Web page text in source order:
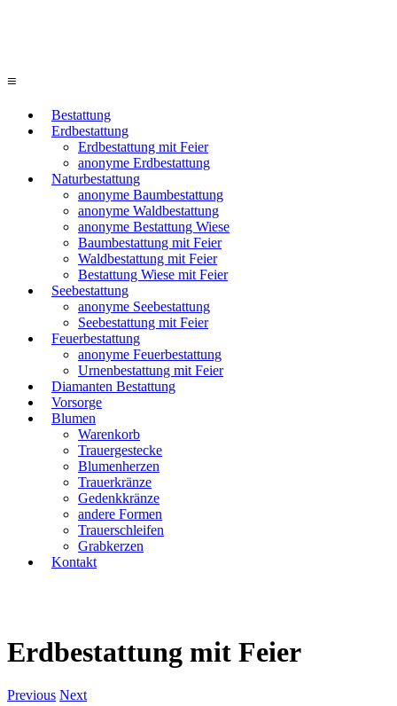
≡
Bestattung
Erdbestattung
Erdbestattung mit Feier
anonyme Erdbestattung
Naturbestattung
anonyme Baumbestattung
anonyme Waldbestattung
anonyme Bestattung Wiese
Baumbestattung mit Feier
Waldbestattung mit Feier
Bestattung Wiese mit Feier
Seebestattung
anonyme Seebestattung
Seebestattung mit Feier
Feuerbestattung
anonyme Feuerbestattung
Urnenbestattung mit Feier
Diamanten Bestattung
Vorsorge
Blumen
Warenkorb
Trauergestecke
Blumenherzen
Trauerkränze
Gedenkkränze
andere Formen
Trauerschleifen
Grabkerzen
Kontakt
Erdbestattung mit Feier
Previous Next